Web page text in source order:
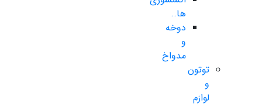
ها..
دوخه
و
مدواخ
توتون
و
لوازم